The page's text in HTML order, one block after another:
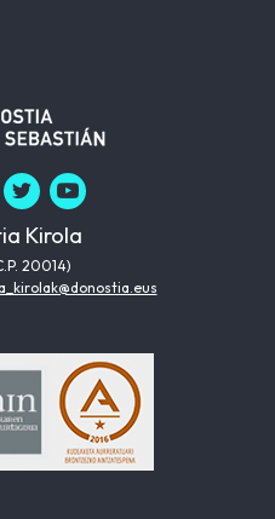
Kirola
20014)